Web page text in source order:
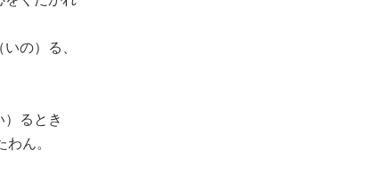
の）る、
るとき
ん。